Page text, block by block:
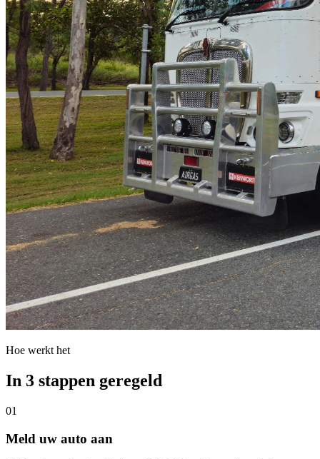
Hoe werkt het
In 3 stappen geregeld
01
Meld uw auto aan